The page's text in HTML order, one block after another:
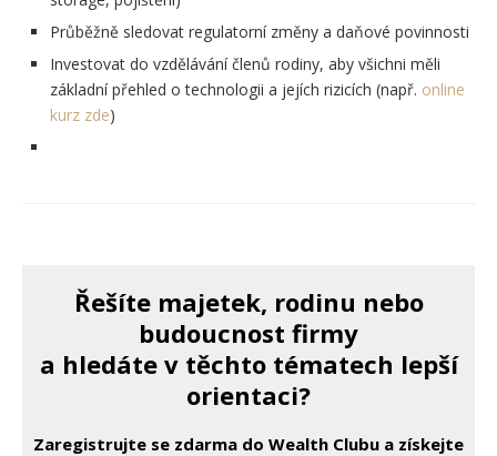
Průběžně sledovat regulatorní změny a daňové povinnosti
Investovat do vzdělávání členů rodiny, aby všichni měli
základní přehled o technologii a jejích rizicích (např. online
kurz zde)
Řešíte majetek, rodinu nebo
budoucnost firmy
a hledáte v těchto tématech lepší
orientaci?
Zaregistrujte se zdarma do Wealth Clubu a získejte